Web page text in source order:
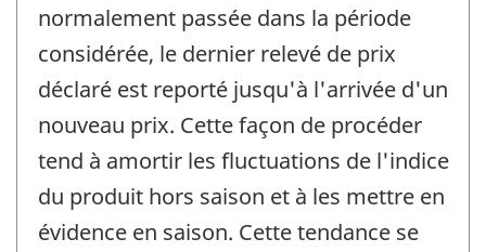
normalement passée dans la période
considérée, le dernier relevé de prix
déclaré est reporté jusqu'à l'arrivée d'un
nouveau prix. Cette façon de procéder
tend à amortir les fluctuations de l'indice
du produit hors saison et à les mettre en
évidence en saison. Cette tendance se